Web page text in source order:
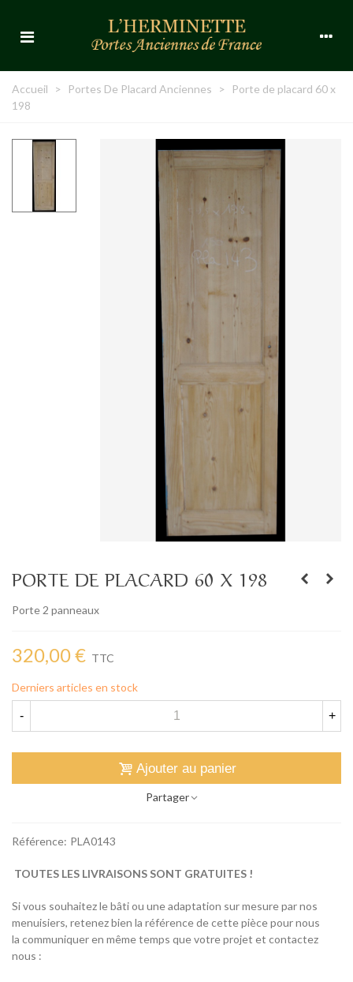
Accueil > Portes De Placard Anciennes >
Porte de placard 60 x
198
PORTE DE PLACARD 60 X 198
Porte 2 panneaux
320,00 € TTC
Derniers articles en stock
- +
Ajouter au panier
Partager
Référence: PLA0143
TOUTES LES LIVRAISONS SONT GRATUITES !
Si vous souhaitez le bâti ou une adaptation sur mesure par nos
menuisiers, retenez bien la référence de cette pièce pour nous
la communiquer en même temps que votre projet et contactez
nous :